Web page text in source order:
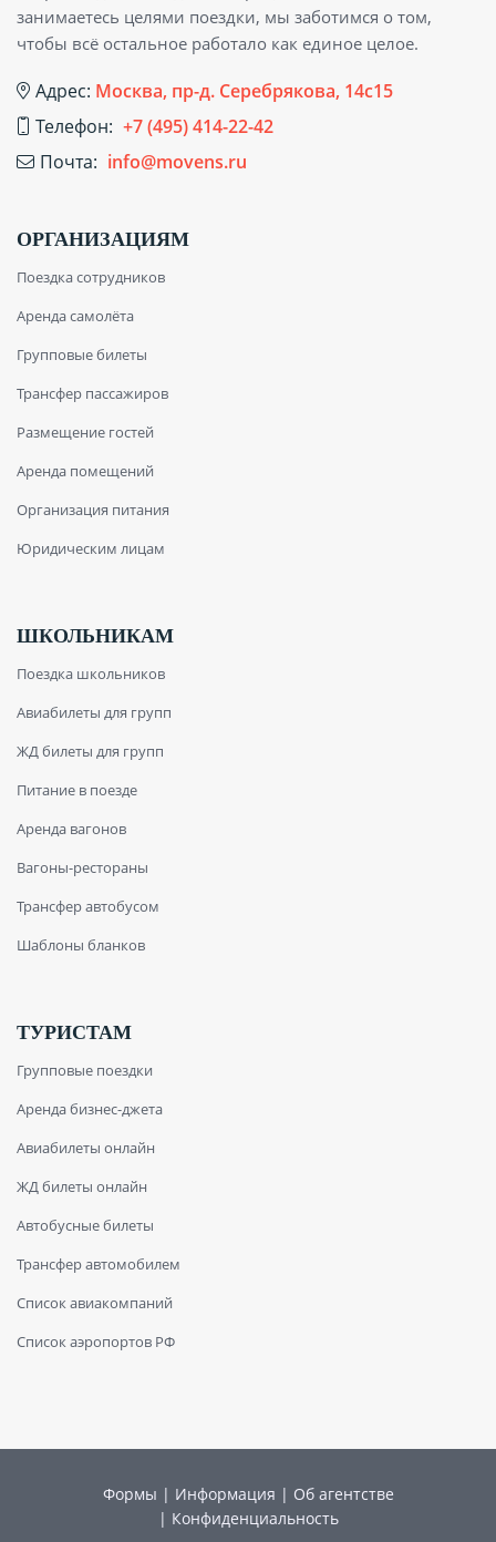
занимаетесь целями поездки, мы заботимся о том,
чтобы всё остальное работало как единое целое.
Адрес: Москва, пр-д. Серебрякова, 14с15
Телефон: +7 (495) 414-22-42
Почта: info@movens.ru
ОРГАНИЗАЦИЯМ
Поездка сотрудников
Аренда самолёта
Групповые билеты
Трансфер пассажиров
Размещение гостей
Аренда помещений
Организация питания
Юридическим лицам
ШКОЛЬНИКАМ
Поездка школьников
Авиабилеты для групп
ЖД билеты для групп
Питание в поезде
Аренда вагонов
Вагоны-рестораны
Трансфер автобусом
Шаблоны бланков
ТУРИСТАМ
Групповые поездки
Аренда бизнес-джета
Авиабилеты онлайн
ЖД билеты онлайн
Автобусные билеты
Трансфер автомобилем
Список авиакомпаний
Список аэропортов РФ
Формы | Информация | Об агентстве
| Конфиденциальность